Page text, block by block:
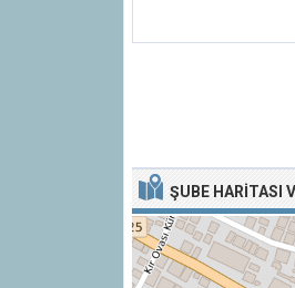
ŞUBE HARITASI